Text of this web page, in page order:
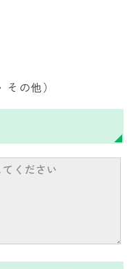
の他）